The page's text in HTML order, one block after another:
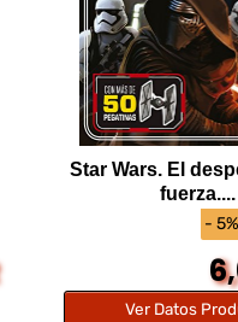
-
Star Wars. El
fuerza....
Ver Datos